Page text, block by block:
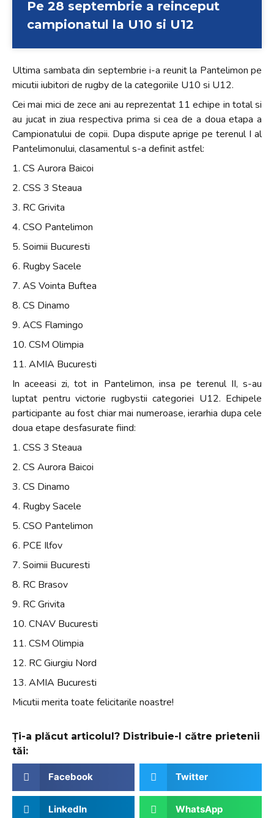
activates
the
screen
reader
help
navigate
and
interact
the
content.
Pe 28 septembrie a reinceput
campionatul la U10 si U12
Ultima sambata din septembrie i-a reunit la Pantelimon pe
micutii iubitori de rugby de la categoriile U10 si U12.
Cei mai mici de zece ani au reprezentat 11 echipe in total si
au jucat in ziua respectiva prima si cea de a doua etapa a
Campionatului de copii. Dupa dispute aprige pe terenul I al
Pantelimonului, clasamentul s-a definit astfel:
1. CS Aurora Baicoi
2. CSS 3 Steaua
3. RC Grivita
4. CSO Pantelimon
5. Soimii Bucuresti
6. Rugby Sacele
7. AS Vointa Buftea
8. CS Dinamo
9. ACS Flamingo
10. CSM Olimpia
11. AMIA Bucuresti
In aceeasi zi, tot in Pantelimon, insa pe terenul II, s-au
luptat pentru victorie rugbystii categoriei U12. Echipele
participante au fost chiar mai numeroase, ierarhia dupa cele
doua etape desfasurate fiind:
1. CSS 3 Steaua
2. CS Aurora Baicoi
3. CS Dinamo
4. Rugby Sacele
5. CSO Pantelimon
6. PCE Ilfov
7. Soimii Bucuresti
8. RC Brasov
9. RC Grivita
10. CNAV Bucuresti
11. CSM Olimpia
12. RC Giurgiu Nord
13. AMIA Bucuresti
Micutii merita toate felicitarile noastre!
Ți-a plăcut articolul? Distribuie-l către prietenii
tăi:
Facebook Twitter
LinkedIn WhatsApp